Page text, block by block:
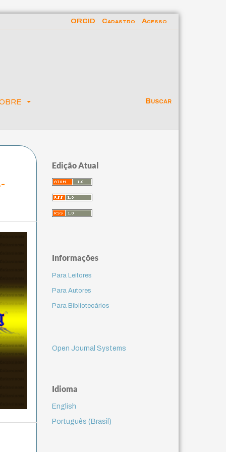
Buscar
ORCID Cadastro Acesso
Edição Atual
Informações
Para Leitores
Para Autores
Para Bibliotecários
Open Journal Systems
Idioma
English
Português (Brasil)